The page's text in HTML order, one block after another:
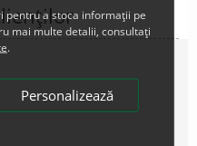
pentru a stoca informații pe
mai multe detalii, consultați
.
Personalizează